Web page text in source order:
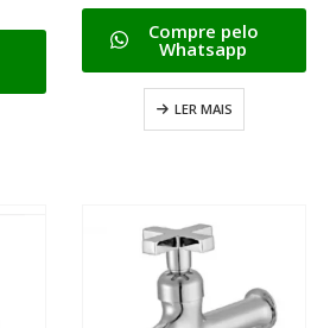
0de 5
Compre pelo
Whatsapp
LER MAIS